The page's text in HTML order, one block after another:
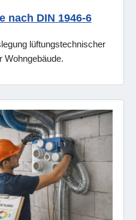
nach DIN 1946-6
lüftungstechnischer
Wohngebäude.